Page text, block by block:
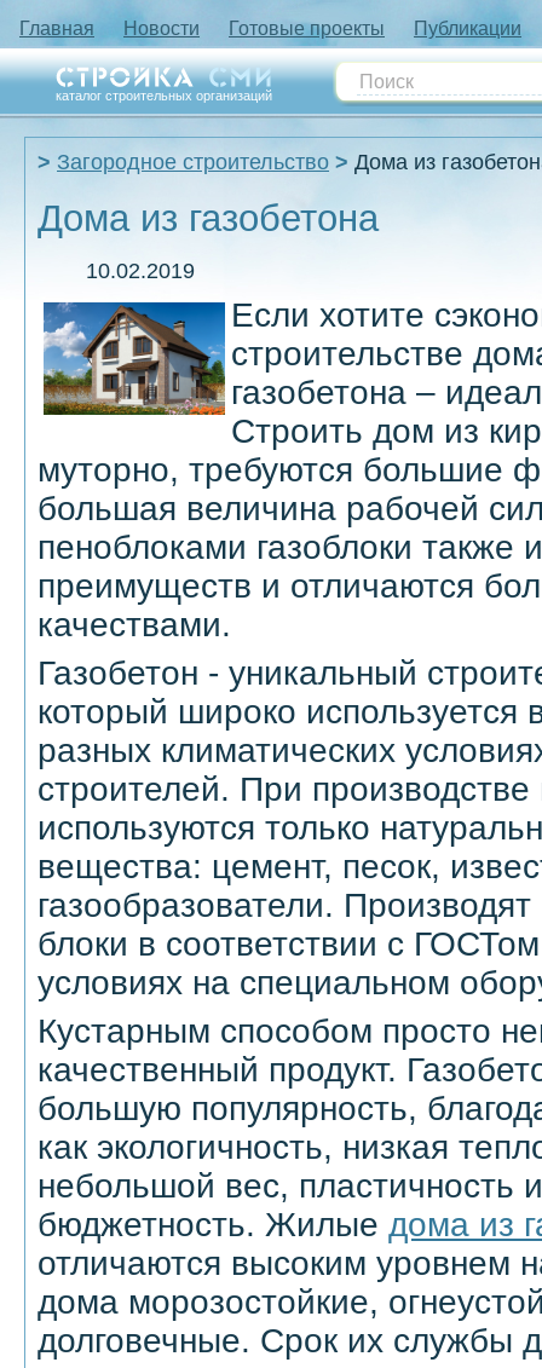
Главная Новости Готовые проекты Публикации
каталог строительных организаций
Загородное строительство Дома из
Дома из газобетона
10.02.2019
Если хотите
строительстве
газобетона –
Строить дом из
муторно, требуются большие
большая величина рабочей
пеноблоками газоблоки также
преимуществ и отличаются
качествами.
Газобетон - уникальный
который широко используется
разных климатических
строителей. При производстве
используются только
вещества: цемент, песок,
газообразователи.
блоки в соответствии с
условиях на специальном
Кустарным способом просто
качественный продукт.
большую популярность,
как экологичность, низкая
небольшой вес, пластичность
бюджетность. Жилые дома из
отличаются высоким уровнем
дома морозостойкие,
долговечные. Срок их службы